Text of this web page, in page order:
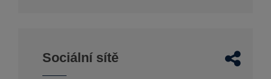
Sociální sítě